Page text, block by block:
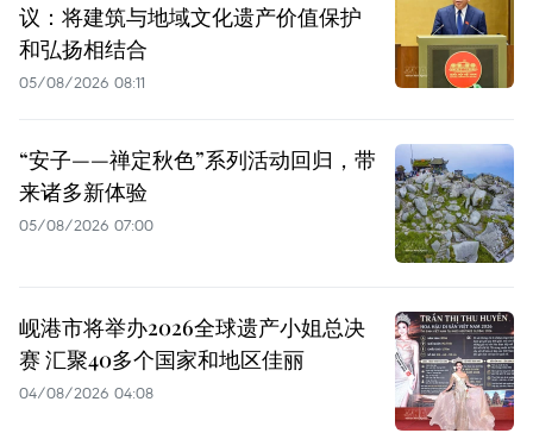
议：将建筑与地域文化遗产价值保护
和弘扬相结合
05/08/2026 08:11
“安子——禅定秋色”系列活动回归，带
来诸多新体验
05/08/2026 07:00
岘港市将举办2026全球遗产小姐总决
赛 汇聚40多个国家和地区佳丽
04/08/2026 04:08